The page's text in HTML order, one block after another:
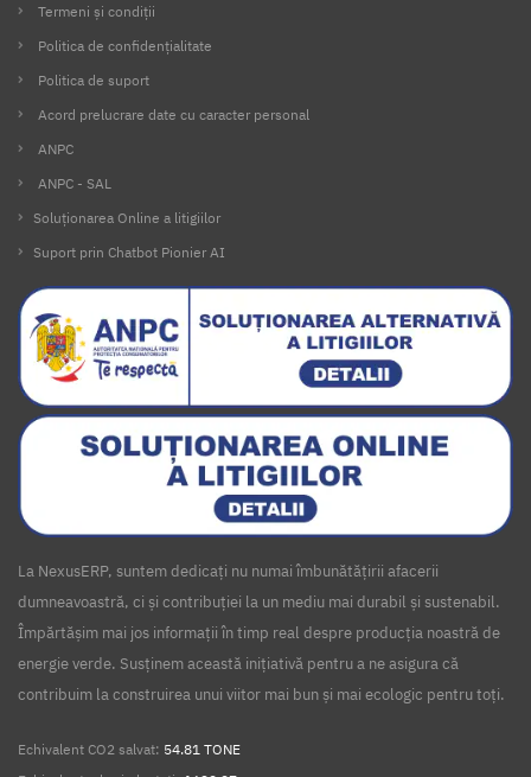
Termeni și condiții
Politica de confidențialitate
Politica de suport
Acord prelucrare date cu caracter personal
ANPC
ANPC - SAL
Soluționarea Online a litigiilor
Suport prin Chatbot Pionier AI
La NexusERP, suntem dedicați nu numai îmbunătățirii afacerii
dumneavoastră, ci și contribuției la un mediu mai durabil și sustenabil.
Împărtășim mai jos informații în timp real despre producția noastră de
energie verde. Susținem această inițiativă pentru a ne asigura că
contribuim la construirea unui viitor mai bun și mai ecologic pentru toți.
Echivalent CO2 salvat: 54.81 TONE